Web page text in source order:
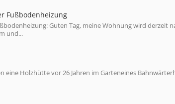
Fußbodenheizung
Guten Tag, meine Wohnung wird derzeit
und...
eine Holzhütte vor 26 Jahren im Garteneines